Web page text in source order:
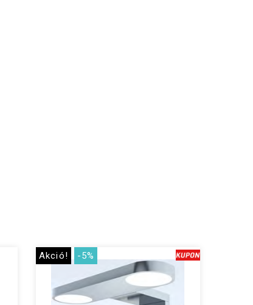
Akció! -5%